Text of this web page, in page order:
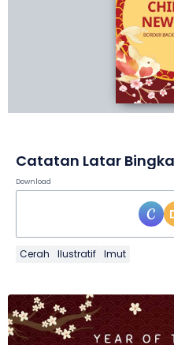
Download
Cerah Ilustratif Imut